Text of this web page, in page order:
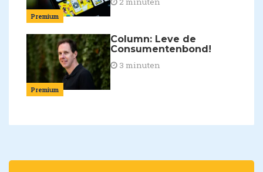
Premium
Premium
Column: Leve de
Consumentenbond!
3 minuten